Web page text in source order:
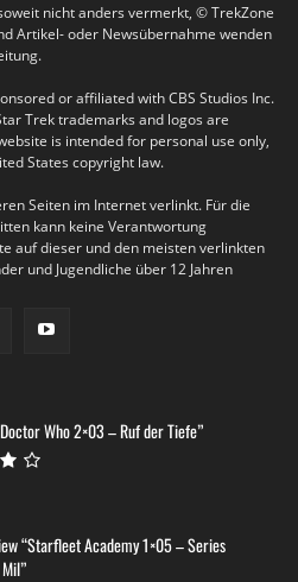
nicht anders vermerkt, © TrekZone
Artikel- oder Newsübernahme wenden
or affiliated with CBS Studios Inc.
Trek trademarks and logos are
is intended for personal use only,
States copyright law.
Seiten im Internet verlinkt. Für die
kann keine Verantwortung
auf dieser und den meisten verlinkten
und Jugendliche über 12 Jahren
Who 2×03 – Ruf der Tiefe”
“Starfleet Academy 1×05 – Series